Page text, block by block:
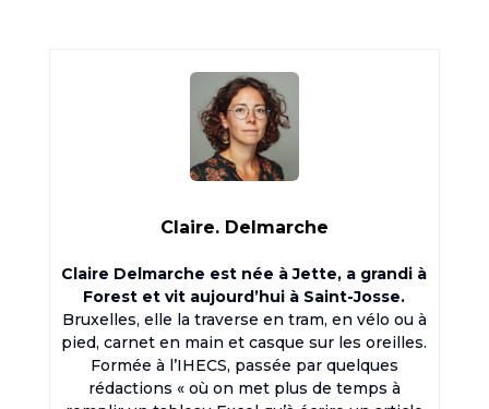
Claire. Delmarche
Claire Delmarche est née à Jette, a grandi à
Forest et vit aujourd’hui à Saint-Josse.
Bruxelles, elle la traverse en tram, en vélo ou à
pied, carnet en main et casque sur les oreilles.
Formée à l’IHECS, passée par quelques
rédactions « où on met plus de temps à